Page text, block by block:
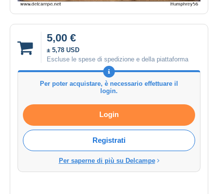
5,00 €
± 5,78 USD
Escluse le spese di spedizione e della piattaforma
Per poter acquistare, è necessario effettuare il
login.
Login
Registrati
Per saperne di più su Delcampe